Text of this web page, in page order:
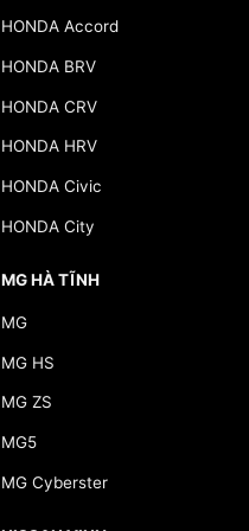
HONDA Accord
HONDA BRV
HONDA CRV
HONDA HRV
HONDA Civic
HONDA City
MG HÀ TĨNH
MG
MG HS
MG ZS
MG5
MG Cyberster